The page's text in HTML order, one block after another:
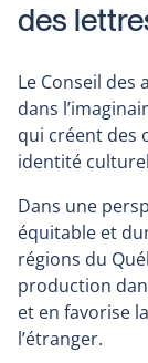
des
Le Conseil
dans
qui créent des
identité
Dans une
équitable et
régions du
production
et en favorise
l’étranger.